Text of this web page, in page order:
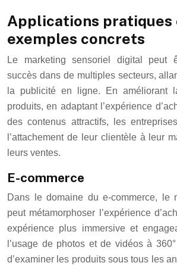
Applications pratiques
exemples concrets
Le marketing sensoriel digital peut
succès dans de multiples secteurs,
la publicité en ligne. En améliorant
produits, en adaptant l’expérience
des contenus attractifs, les
l’attachement de leur clientèle à leur
leurs ventes.
E-commerce
Dans le domaine du e-commerce, le
peut métamorphoser l’expérience
expérience plus immersive et
l’usage de photos et de vidéos à
d’examiner les produits sous tous les